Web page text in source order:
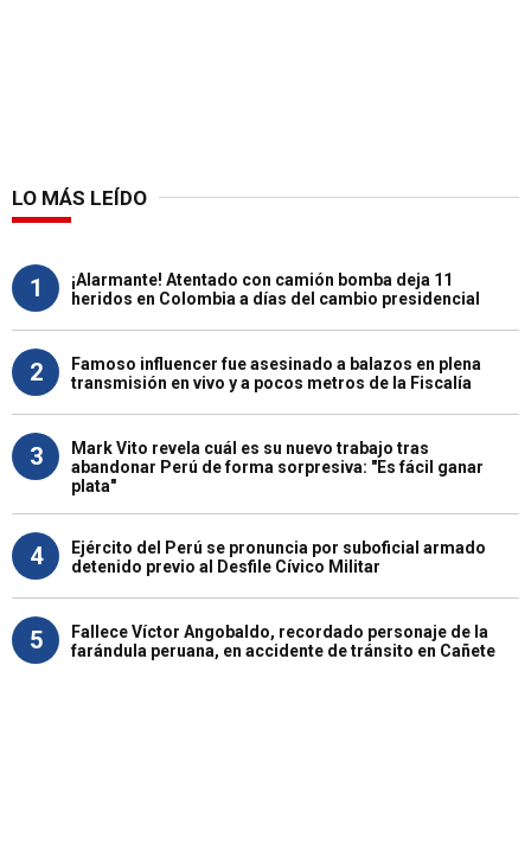
LO MÁS LEÍDO
1
¡Alarmante! Atentado con camión bomba deja 11
heridos en Colombia a días del cambio presidencial
2
Famoso influencer fue asesinado a balazos en plena
transmisión en vivo y a pocos metros de la Fiscalía
3
Mark Vito revela cuál es su nuevo trabajo tras
abandonar Perú de forma sorpresiva: "Es fácil ganar
plata"
4
Ejército del Perú se pronuncia por suboficial armado
detenido previo al Desfile Cívico Militar
5
Fallece Víctor Angobaldo, recordado personaje de la
farándula peruana, en accidente de tránsito en Cañete